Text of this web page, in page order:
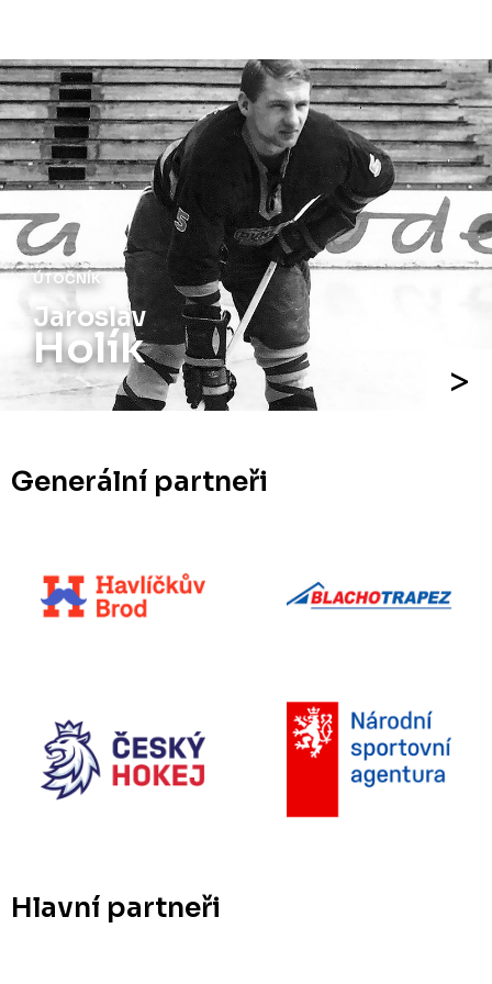
ÚTOČNÍK
Jaroslav
Holík
Generální partneři
Hlavní partneři